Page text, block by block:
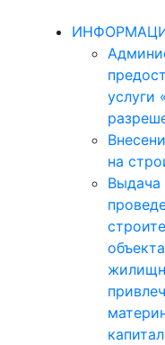
услуги
на
Выдача